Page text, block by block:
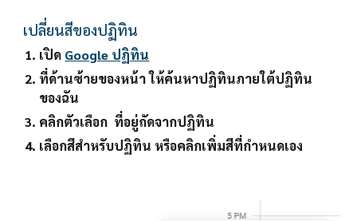
เปลี่ยนสีของปฏิทิน
เปิด Google ปฏิทิน
ที่ด้านซ้ายของหน้า ให้ค้นหาปฏิทินภายใต้ปฏิทิน
ของฉัน
คลิกตัวเลือก  ที่อยู่ถัดจากปฏิทิน
เลือกสีสำหรับปฏิทิน หรือคลิกเพิ่มสีที่กำหนดเอง